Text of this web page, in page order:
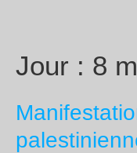
Jour : 8